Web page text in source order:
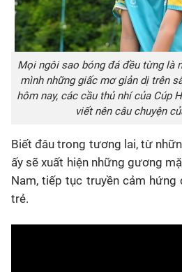
Mọi ngôi sao bóng đá đều từng là
mình những giấc mơ giản dị trên
hôm nay, các cầu thủ nhí của Cúp
viết nên câu chuyện
Biết đâu trong tương lai, từ
ấy sẽ xuất hiện những gương
Nam, tiếp tục truyền cảm hứng
trẻ.